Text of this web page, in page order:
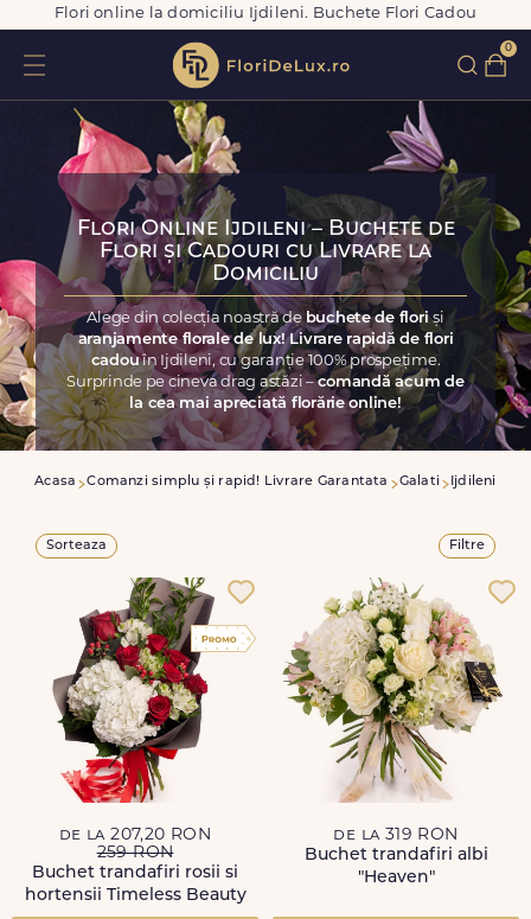
Flori online la domiciliu Ijdileni. Buchete Flori Cadou
0
Flori Online Ijdileni – Buchete de
Flori și Cadouri cu Livrare la
Domiciliu
Alege din colecția noastră de buchete de floriși
aranjamente florale de lux! Livrare rapidă de flori
cadouîn Ijdileni, cu garanție 100% prospețime.
Surprinde pe cineva drag astăzi –comandă acum de
la cea mai apreciată florărie online!
Acasa Comanzi simplu și rapid! Livrare Garantata Galati Ijdileni
Sorteaza Filtre
de la 207,20 RON
259 RON
Buchet trandafiri rosii si
hortensii Timeless Beauty
de la 319 RON
Buchet trandafiri albi
"Heaven"